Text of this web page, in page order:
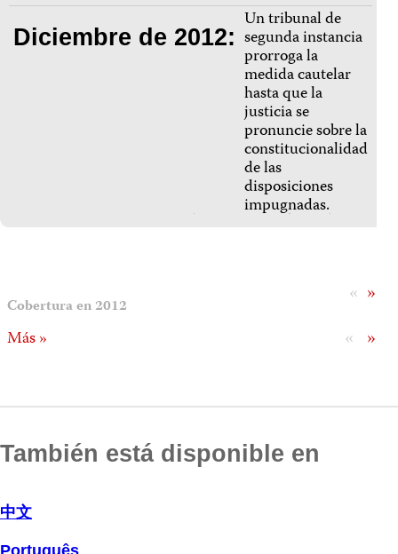
Diciembre de 2012:
Un tribunal de
segunda instancia
prorroga la
medida cautelar
hasta que la
justicia se
pronuncie sobre la
constitucionalidad
de las
disposiciones
impugnadas.
»
«
Cobertura en 2012
»
«
Más »
También está disponible en
中文
Português